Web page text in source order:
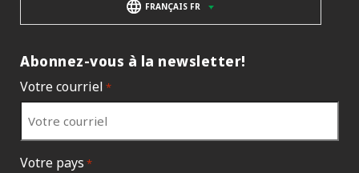
FRANÇAIS FR
Abonnez-vous à la newsletter!
Votre courriel *
Votre pays *